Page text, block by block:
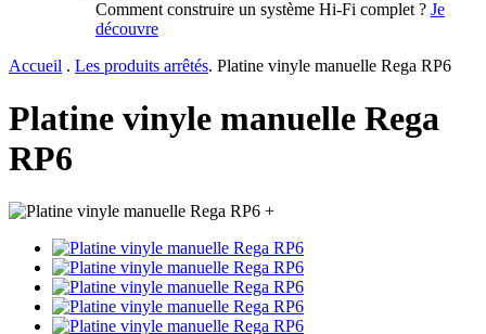
Comment construire un système Hi-Fi complet ? Je
découvre
Accueil . Les produits arrêtés. Platine vinyle manuelle Rega RP6
Platine vinyle manuelle Rega
RP6
+